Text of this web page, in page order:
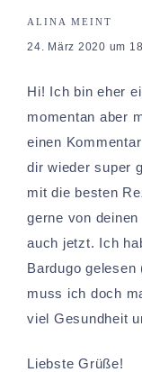
ALINA MEINT
24. März 2020 um
Hi! Ich bin eher
momentan aber
einen
dir wieder super
mit die besten
gerne von
auch jetzt. Ich
Bardugo gelesen
muss ich doch
viel Gesundheit
Liebste Grüße!